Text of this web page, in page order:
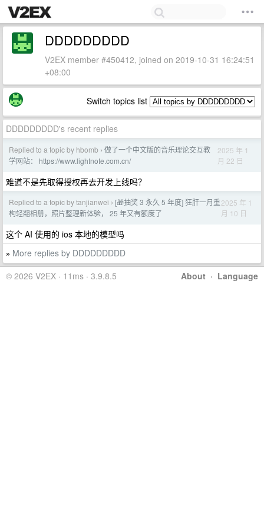
DDDDDDDDD
V2EX member #450412, joined on 2019-10-31 16:24:51
+08:00
Switch topics list
DDDDDDDDD's recent replies
Replied to a topic by hbomb › 做了一个中文版的音乐理论交互教
学网站： https://www.lightnote.com.cn/
2025 年 1
月 22 日
难道不是先取得授权再去开发上线吗？
Replied to a topic by tanjianwei › [🎁抽奖 3 永久 5 年度] 狂肝一月重
构轻翻相册，照片整理新体验， 25 年又有额度了
2025 年 1
月 10 日
这个 AI 使用的 ios 本地的模型吗
» More replies by DDDDDDDDD
About · Language
© 2026 V2EX · 11ms · 3.9.8.5